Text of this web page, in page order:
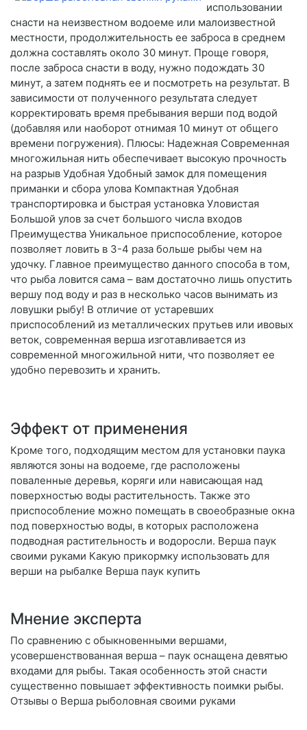
использовании
снасти на неизвестном водоеме или малоизвестной
местности, продолжительность ее заброса в среднем
должна составлять около 30 минут. Проще говоря,
после заброса снасти в воду, нужно подождать 30
минут, а затем поднять ее и посмотреть на результат. В
зависимости от полученного результата следует
корректировать время пребывания верши под водой
(добавляя или наоборот отнимая 10 минут от общего
времени погружения). Плюсы: Надежная Современная
многожильная нить обеспечивает высокую прочность
на разрыв Удобная Удобный замок для помещения
приманки и сбора улова Компактная Удобная
транспортировка и быстрая установка Уловистая
Большой улов за счет большого числа входов
Преимущества Уникальное приспособление, которое
позволяет ловить в 3-4 раза больше рыбы чем на
удочку. Главное преимущество данного способа в том,
что рыба ловится сама – вам достаточно лишь опустить
вершу под воду и раз в несколько часов вынимать из
ловушки рыбу! В отличие от устаревших
приспособлений из металлических прутьев или ивовых
веток, современная верша изготавливается из
современной многожильной нити, что позволяет ее
удобно перевозить и хранить.
Эффект от применения
Кроме того, подходящим местом для установки паука
являются зоны на водоеме, где расположены
поваленные деревья, коряги или нависающая над
поверхностью воды растительность. Также это
приспособление можно помещать в своеобразные окна
под поверхностью воды, в которых расположена
подводная растительность и водоросли. Верша паук
своими руками Какую прикормку использовать для
верши на рыбалке Верша паук купить
Мнение эксперта
По сравнению с обыкновенными вершами,
усовершенствованная верша – паук оснащена девятью
входами для рыбы. Такая особенность этой снасти
существенно повышает эффективность поимки рыбы.
Отзывы о Верша рыболовная своими руками